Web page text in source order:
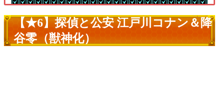
【★6】探偵と公安 江戸川コナン＆降
谷零（獣神化）